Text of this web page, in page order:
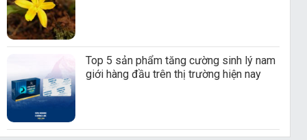
Top 5 sản phẩm tăng cường sinh lý nam
giới hàng đầu trên thị trường hiện nay